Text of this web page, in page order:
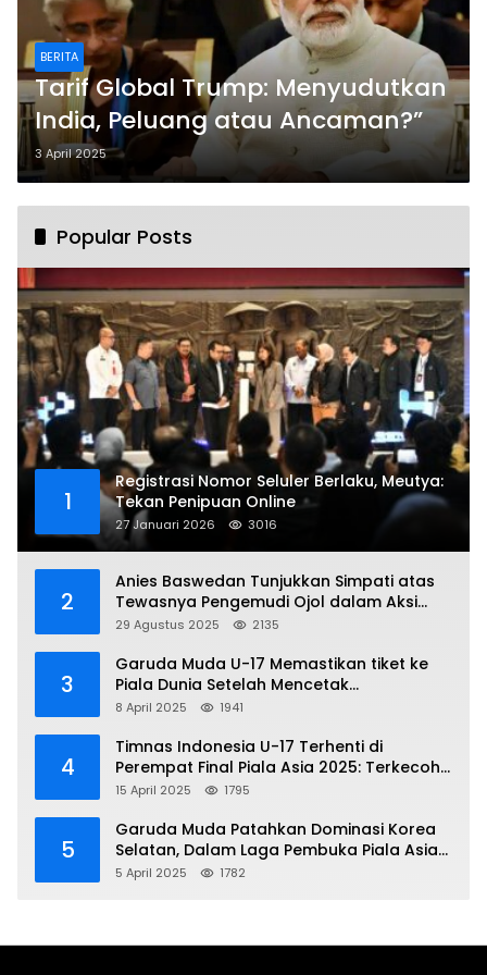
BERITA
Tarif Global Trump: Menyudutkan
India, Peluang atau Ancaman?”
3 April 2025
Popular Posts
1
Registrasi Nomor Seluler Berlaku, Meutya:
Tekan Penipuan Online
27 Januari 2026 3016
2
Anies Baswedan Tunjukkan Simpati atas
Tewasnya Pengemudi Ojol dalam Aksi
Demo
29 Agustus 2025 2135
3
Garuda Muda U-17 Memastikan tiket ke
Piala Dunia Setelah Mencetak
Kemenangan Gemilang atas Yaman 4-1 di
8 April 2025 1941
4
Timnas Indonesia U-17 Terhenti di
Perempat Final Piala Asia 2025: Terkecoh
Korea Utara
15 April 2025 1795
5
Garuda Muda Patahkan Dominasi Korea
Selatan, Dalam Laga Pembuka Piala Asia
2025 U-17
5 April 2025 1782